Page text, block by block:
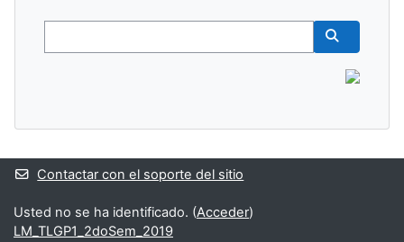
Buscar
Contactar con el soporte del sitio
Usted no se ha identificado. (Acceder)
LM_TLGP1_2doSem_2019